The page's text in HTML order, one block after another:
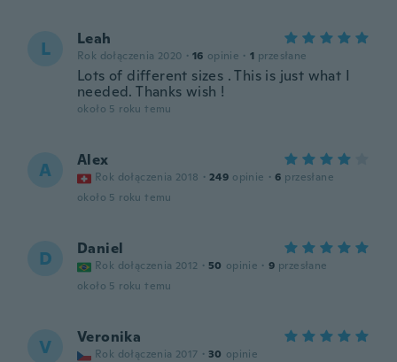
L Leah
Rok dołączenia 2020 · 16 opinie · 1 przesłane
Lots of different sizes . This is just what I
needed. Thanks wish !
około 5 roku temu
A Alex
Rok dołączenia 2018 · 249 opinie · 6 przesłane
około 5 roku temu
D Daniel
Rok dołączenia 2012 · 50 opinie · 9 przesłane
około 5 roku temu
V Veronika
Rok dołączenia 2017 · 30 opinie